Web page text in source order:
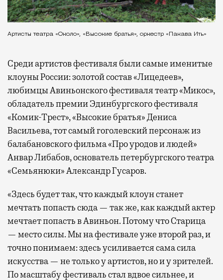
Артисты театра «Около», «Высокие братья», оркестр «Пакава Ить»
Среди артистов фестиваля были самые именитые
клоуны России: золотой состав «Лицедеев»,
любимцы Авиньонского фестиваля театр «Микос»,
обладатель премии Эдинбургского фестиваля
«Комик-Трест», «Высокие братья» Дениса
Васильева, тот самый гоголевский персонаж из
балабановского фильма «Про уродов и людей»
Анвар Либабов, основатель петербургского театра
«Семьянюки» Александр Гусаров.
«Здесь будет так, что каждый клоун станет
мечтать попасть сюда — так же, как каждый актер
мечтает попасть в Авиньон. Потому что Старица
— место силы. Мы на фестивале уже второй раз, и
точно понимаем: здесь усиливается сама сила
искусства — не только у артистов, но и у зрителей.
По масштабу фестиваль стал вдвое сильнее, и